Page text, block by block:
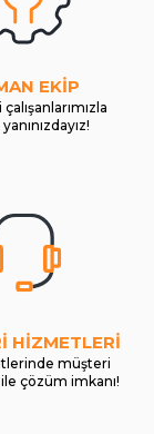
EKİP
HİZMETLERİ
müşteri
çözüm imkanı!